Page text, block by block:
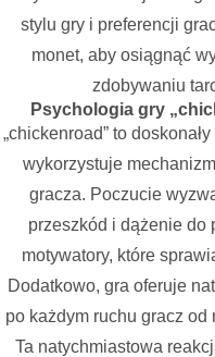
stylu gry i preferencji
monet, aby osiągnąć
zdobywaniu
Psychologia gry
„chickenroad” to
wykorzystuje
gracza. Poczucie
przeszkód i dążenie do
motywatory, które
Dodatkowo, gra oferuje
po każdym ruchu gracz od
Ta natychmiastowa